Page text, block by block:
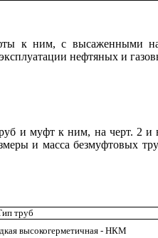
к ним, с
нефтяных и
и муфт к ним, на черт. 2
и масса безмуфтовых
труб
высокогерметичная - НКМ